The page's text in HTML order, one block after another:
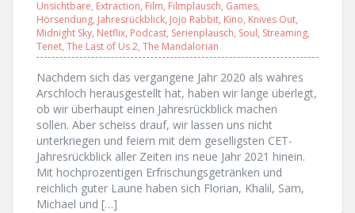
Unsichtbare, Extraction, Film, Filmplausch, Games,
Hörsendung, Jahresrückblick, Jojo Rabbit, Kino, Knives Out,
Midnight Sky, Netflix, Podcast, Serienplausch, Soul, Streaming,
Tenet, The Last of Us 2, The Mandalorian
Nachdem sich das vergangene Jahr 2020 als wahres
Arschloch herausgestellt hat, haben wir lange überlegt,
ob wir überhaupt einen Jahresrückblick machen
sollen. Aber scheiss drauf, wir lassen uns nicht
unterkriegen und feiern mit dem geselligsten CET-
Jahresrückblick aller Zeiten ins neue Jahr 2021 hinein.
Mit hochprozentigen Erfrischungsgetränken und
reichlich guter Laune haben sich Florian, Khalil, Sam,
Michael und […]